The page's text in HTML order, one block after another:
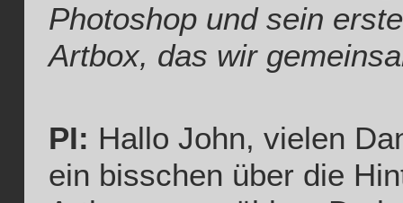
Photoshop und sein
Artbox, das wir
PI: Hallo John, vielen
ein bisschen über die